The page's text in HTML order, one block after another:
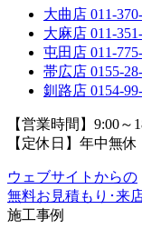
大曲店 011-
大麻店 011-
屯田店 011-
帯広店 0155-
釧路店 0154-
【営業時間】9:00～
【定休日】年中無
ウェブサイトからの
無料お見積もり･来
施工事例